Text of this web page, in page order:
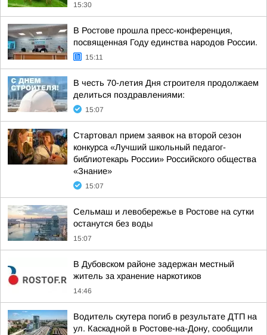
15:30
В Ростове прошла пресс-конференция,
посвященная Году единства народов России.
15:11
В честь 70-летия Дня строителя продолжаем
делиться поздравлениями:
15:07
Стартовал прием заявок на второй сезон
конкурса «Лучший школьный педагог-
библиотекарь России» Российского общества
«Знание»
15:07
Сельмаш и левобережье в Ростове на сутки
останутся без воды
15:07
В Дубовском районе задержан местный
житель за хранение наркотиков
14:46
Водитель скутера погиб в результате ДТП на
ул. Каскадной в Ростове-на-Дону, сообщили